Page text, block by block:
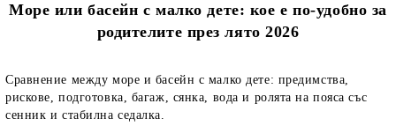
Море или басейн с малко дете: кое е по-удобно за
родителите през лято 2026
Сравнение между море и басейн с малко дете: предимства,
рискове, подготовка, багаж, сянка, вода и ролята на пояса със
сенник и стабилна седалка.